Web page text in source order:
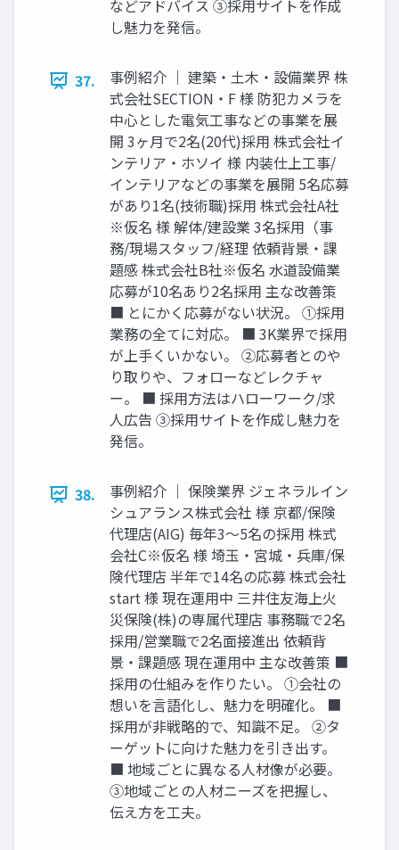
などアドバイス ③採⽤サイトを作成
し魅⼒を発信。
37.
事例紹介 ｜ 建築‧⼟⽊‧設備業界 株
式会社SECTION‧F 様 防犯カメラを
中⼼とした電気⼯事などの事業を展
開 3ヶ⽉で2名(20代)採⽤ 株式会社イ
ンテリア‧ホソイ 様 内装仕上⼯事/
インテリアなどの事業を展開 5名応募
があり1名(技術職)採⽤ 株式会社A社
※仮名 様 解体/建設業 3名採⽤（事
務/現場スタッフ/経理 依頼背景‧課
題感 株式会社B社※仮名 ⽔道設備業
応募が10名あり2名採⽤ 主な改善策
■ とにかく応募がない状況。 ①採⽤
業務の全てに対応。 ■ 3K業界で採⽤
が上⼿くいかない。 ②応募者とのや
り取りや、フォローなどレクチャ
ー。 ■ 採⽤⽅法はハローワーク/求
⼈広告 ③採⽤サイトを作成し魅⼒を
発信。
38.
事例紹介 ｜ 保険業界 ジェネラルイン
シュアランス株式会社 様 京都/保険
代理店(AIG) 毎年3〜5名の採⽤ 株式
会社C※仮名 様 埼⽟‧宮城‧兵庫/保
険代理店 半年で14名の応募 株式会社
start 様 現在運⽤中 三井住友海上⽕
災保険(株)の専属代理店 事務職で2名
採⽤/営業職で2名⾯接進出 依頼背
景‧課題感 現在運⽤中 主な改善策 ■
採⽤の仕組みを作りたい。 ①会社の
想いを⾔語化し、魅⼒を明確化。 ■
採⽤が⾮戦略的で、知識不⾜。 ②タ
ーゲットに向けた魅⼒を引き出す。
■ 地域ごとに異なる⼈材像が必要。
③地域ごとの⼈材ニーズを把握し、
伝え⽅を⼯夫。